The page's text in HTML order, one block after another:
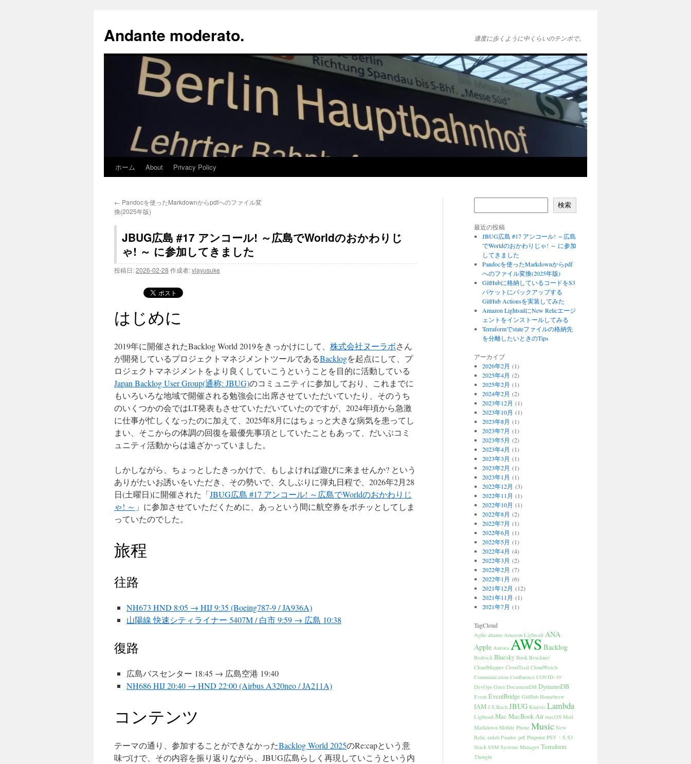
テ
ン
Andante moderato. 適度に歩くように中くらいのテンポで。
ホーム About Privacy Policy
← Pandocを使ったMarkdownからpdfへのファイル変
換(2025年版)
JBUG広島 #17 アンコール! ～広島でWorldのおかわりじ
ゃ! ～ に参加してきました
投稿日:2026-02-28 作成者:vlayusuke
はじめに
2019年に開催されたBacklog World 2019をきっかけにして、 株式会社ヌーラボさん
が開発しているプロジェクトマネジメントツールであるBacklogを起点にして、プ
ロジェクトマネジメントをより良くしていこうということを目的に活動している
Japan Backlog User Group(通称: JBUG)のコミュニティに参加しており、これまでに
もいろいろな地域で開催される勉強会に出席させていただいていたり、そのうち
のいくつかの会ではLT発表もさせていただいていたのですが、2024年頃から急激
に仕事が忙しくなったのに加えて、2025年8月にはちょっと大きな病気を患ってし
まい、そこからの体調の回復を最優先事項としていたこともあって、だいぶコミ
ュニティ活動からは遠ざかっていました。
しかしながら、ちょっとしたきっかけで、もしよければ遊びに来ませんか? という
ありがたいお誘いをいただき、その勢いで、久しぶりに弾丸日程で、2026年2月28
日(土曜日)に開催された「JBUG広島 #17 アンコール! ～広島でWorldのおかわりじ
ゃ! ～ 」に参加させていただくために、あっという間に航空券をポチッとしてしま
っていたのでした。
旅程
往路
NH673 HND 8:05 → HIJ 9:35 (Boeing787-9 / JA936A)
山陽線 快速シティライナー 5407M / 白市 9:59 → 広島 10:38
復路
広島バスセンター 18:45 → 広島空港 19:40
NH686 HIJ 20:40 → HND 22:00 (Airbus A320neo / JA211A)
コンテンツ
テーマの通り、参加することができなかったBacklog World 2025のRe:capという意
味づけで、その内容を振り返りながら、JBUG広島らしく再現していこうという内
検索
最近の投稿
JBUG広島 #17 アンコール! ～広島
でWorldのおかわりじゃ! ～ に参加
してきました
Pandocを使ったMarkdownからpdf
へのファイル変換(2025年版)
GitHubに格納しているコードをS3
バケットにバックアップする
GitHub Actionsを実装してみた
Amazon LightsailにNew Relicエージ
ェントをインストールしてみる
Terraformでstateファイルの格納先
を分離したいときのTips
アーカイブ
2026年2月 (1)
2025年4月 (2)
2025年2月 (1)
2024年2月 (2)
2023年12月 (1)
2023年10月 (1)
2023年8月 (1)
2023年7月 (1)
2023年5月 (2)
2023年4月 (1)
2023年3月 (1)
2023年2月 (1)
2023年1月 (1)
2022年12月 (3)
2022年11月 (1)
2022年10月 (1)
2022年8月 (2)
2022年7月 (1)
2022年6月 (1)
2022年5月 (1)
2022年4月 (4)
2022年3月 (2)
2022年2月 (7)
2022年1月 (6)
2021年12月 (12)
2021年11月 (1)
2021年7月 (1)
TagCloud
Agile ahamo Amazon Lightsail ANA
Apple Aurora AWS Backlog
Bedrock Bluesky Book Bruckner
CloudMapper CloudTrail CloudWatch
Communication Confluence COVID-19
DevOps Guru DocumentDB DynamoDB
Event EventBridge GitHub Homebrew
IAM J.S.Bach JBUG Kinesis Lambda
Lightsail Mac MacBook Air macOS Mail
Markdown Mobile Phone Music New
Relic nulab Pandoc pdf Pinpoint PSY・S S3
Slack SSM Systems Manager Terraform
Thought